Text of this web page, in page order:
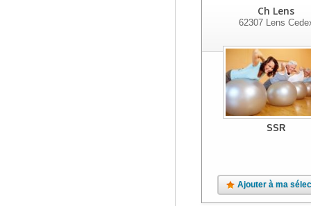
Ch Lens
62307Lens
SSR
Ajouter à ma